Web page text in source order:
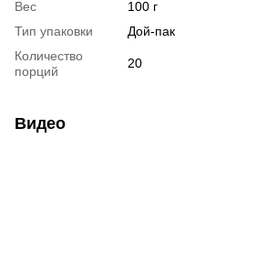
Вес
100 г
Тип упаковки
Дой-пак
Количество
порций
20
Видео